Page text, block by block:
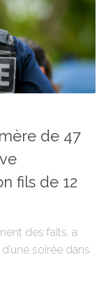
de 47
fils de 12
des faits, a
soirée dans